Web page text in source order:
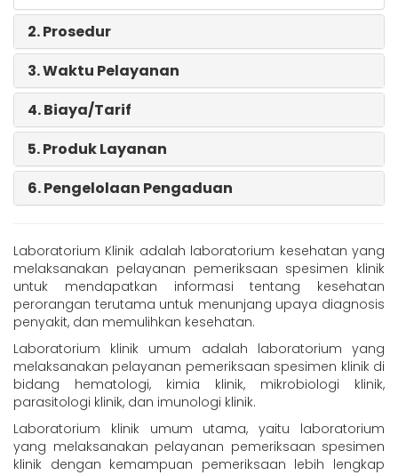
2. Prosedur
3. Waktu Pelayanan
4. Biaya/Tarif
5. Produk Layanan
6. Pengelolaan Pengaduan
Laboratorium Klinik adalah laboratorium kesehatan yang
melaksanakan pelayanan pemeriksaan spesimen klinik
untuk mendapatkan informasi tentang kesehatan
perorangan terutama untuk menunjang upaya diagnosis
penyakit, dan memulihkan kesehatan.
Laboratorium klinik umum adalah laboratorium yang
melaksanakan pelayanan pemeriksaan spesimen klinik di
bidang hematologi, kimia klinik, mikrobiologi klinik,
parasitologi klinik, dan imunologi klinik.
Laboratorium klinik umum utama, yaitu laboratorium
yang melaksanakan pelayanan pemeriksaan spesimen
klinik dengan kemampuan pemeriksaan lebih lengkap